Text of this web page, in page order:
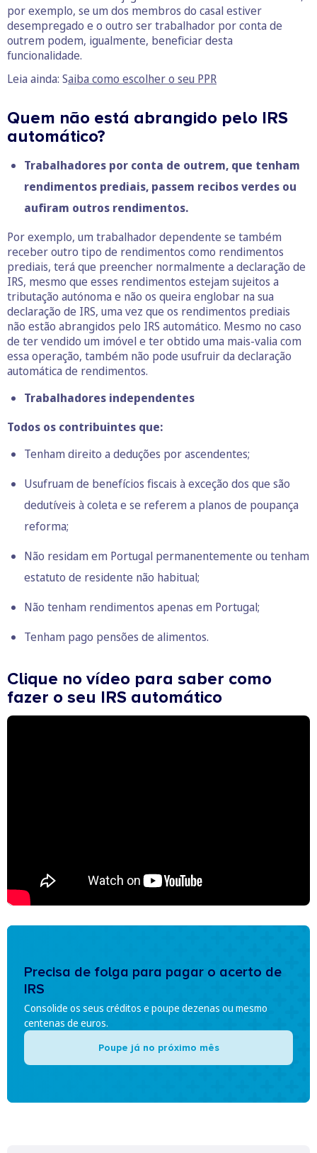
por exemplo, se um dos membros do casal estiver
desempregado e o outro ser trabalhador por conta de
outrem podem, igualmente, beneficiar desta
funcionalidade.
Leia ainda: Saiba como escolher o seu PPR
Quem não está abrangido pelo IRS
automático?
Trabalhadores por conta de outrem, que tenham
rendimentos prediais, passem recibos verdes ou
aufiram outros rendimentos.
Por exemplo, um trabalhador dependente se também
receber outro tipo de rendimentos como rendimentos
prediais, terá que preencher normalmente a declaração de
IRS, mesmo que esses rendimentos estejam sujeitos a
tributação autónoma e não os queira englobar na sua
declaração de IRS, uma vez que os rendimentos prediais
não estão abrangidos pelo IRS automático. Mesmo no caso
de ter vendido um imóvel e ter obtido uma mais-valia com
essa operação, também não pode usufruir da declaração
automática de rendimentos.
Trabalhadores independentes
Todos os contribuintes que:
Tenham direito a deduções por ascendentes;
Usufruam de benefícios fiscais à exceção dos que são
dedutíveis à coleta e se referem a planos de poupança
reforma;
Não residam em Portugal permanentemente ou tenham
estatuto de residente não habitual;
Não tenham rendimentos apenas em Portugal;
Tenham pago pensões de alimentos.
Clique no vídeo para saber como
fazer o seu IRS automático
Precisa de folga para pagar o acerto de
IRS
Consolide os seus créditos e poupe dezenas ou mesmo
centenas de euros.
Poupe já no próximo mês